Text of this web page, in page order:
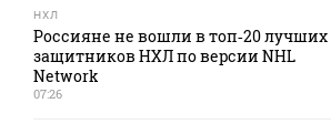
НХЛ
Россияне не вошли в топ‑20 лучших
защитников НХЛ по версии NHL
Network
07:26